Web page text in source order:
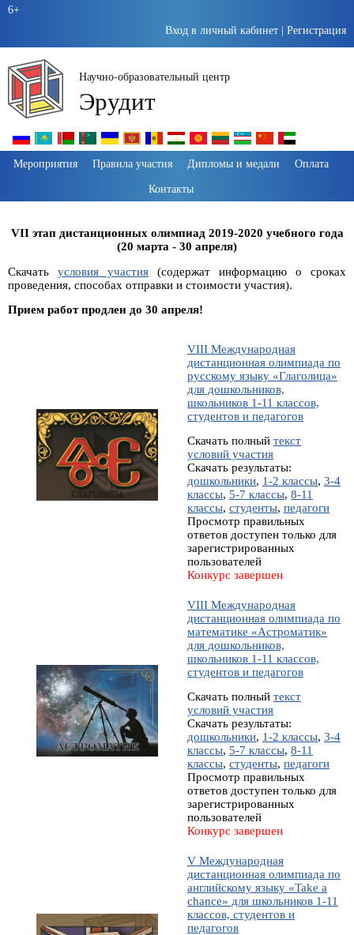
6+
Вход в личный кабинет
Регистрация
Научно-образовательный центр
Эрудит
Пропустить
навигацию
Мероприятия Правила участия Дипломы и медали
Оплата
Контакты
VII этап дистанционных олимпиад 2019-2020 учебного года
(20 марта - 30 апреля)
Скачать условия участия (содержат информацию о сроках
проведения, способах отправки и стоимости участия).
Прием работ продлен до 30 апреля!
VIII Международная
дистанционная олимпиада по
русскому языку «Глаголица»
для дошкольников,
школьников 1-11 классов,
студентов и педагогов
Скачать полный текст
условий участия
Скачать результаты:
дошкольники, 1-2 классы, 3-4
классы, 5-7 классы, 8-11
классы, студенты, педагоги
Просмотр правильных
ответов доступен только для
зарегистрированных
пользователей
Конкурс завершен
VIII Международная
дистанционная олимпиада по
математике «Астроматик»
для дошкольников,
школьников 1-11 классов,
студентов и педагогов
Скачать полный текст
условий участия
Скачать результаты:
дошкольники, 1-2 классы, 3-4
классы, 5-7 классы, 8-11
классы, студенты, педагоги
Просмотр правильных
ответов доступен только для
зарегистрированных
пользователей
Конкурс завершен
V Международная
дистанционная олимпиада по
английскому языку «Take a
chance» для школьников 1-11
классов, студентов и
педагогов